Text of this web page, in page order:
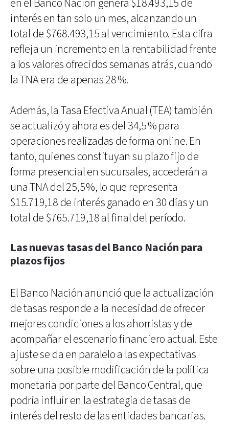
en el Banco Nación genera $18.493,15 de
interés en tan solo un mes, alcanzando un
total de $768.493,15 al vencimiento. Esta cifra
refleja un incremento en la rentabilidad frente
a los valores ofrecidos semanas atrás, cuando
la TNA era de apenas 28 %.
Además, la Tasa Efectiva Anual (TEA) también
se actualizó y ahora es del 34,5 % para
operaciones realizadas de forma online. En
tanto, quienes constituyan su plazo fijo de
forma presencial en sucursales, accederán a
una TNA del 25,5 %, lo que representa
$15.719,18 de interés ganado en 30 días y un
total de $765.719,18 al final del período.
Las nuevas tasas del Banco Nación para
plazos fijos
El Banco Nación anunció que la actualización
de tasas responde a la necesidad de ofrecer
mejores condiciones a los ahorristas y de
acompañar el escenario financiero actual. Este
ajuste se da en paralelo a las expectativas
sobre una posible modificación de la política
monetaria por parte del Banco Central, que
podría influir en la estrategia de tasas de
interés del resto de las entidades bancarias.